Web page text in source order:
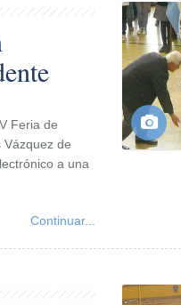
Feria de
Vázquez de
a una
Continuar...